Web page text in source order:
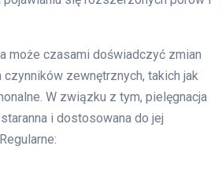
może czasami doświadczyć zmian
czynników zewnętrznych, takich jak
W związku z tym, pielęgnacja
i dostosowana do jej